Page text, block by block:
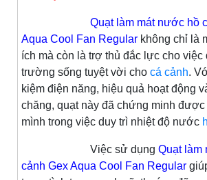
Quạt làm mát nước hồ cá
Aqua Cool Fan Regular không chỉ là
ích mà còn là trợ thủ đắc lực cho việc
trường sống tuyệt vời cho cá cảnh.
kiệm điện năng, hiệu quả hoạt động
chăng, quạt này đã chứng minh
mình trong việc duy trì nhiệt độ nước
Việc sử dụng Quạt làm
cảnh Gex Aqua Cool Fan Regular